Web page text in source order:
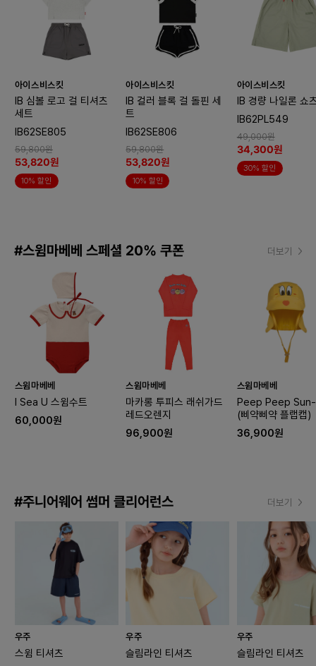
아이스비스킷
IB 심볼 로고 걸 티셔츠
세트
IB62SE805
59,800원
53,820원
10% 할인
아이스비스킷
IB 컬러 블록 걸 돌핀 세
트
IB62SE806
59,800원
53,820원
10% 할인
아이스비스킷
IB 경량 나일론 쇼
IB62PL549
49,000원
34,300원
30% 할인
#스윔마베베 스페셜 20% 쿠폰 더보기
스윔마베베
I Sea U 스윔수트
60,000원
스윔마베베
마카롱 투피스 래쉬가드
레드오렌지
96,900원
스윔마베베
Peep Peep
(삐약삐약 플랩캡)
36,900원
#주니어웨어 썸머 클리어런스 더보기
우주
스윔 티셔츠
우주
슬림라인 티셔츠
우주
슬림라인 티셔츠